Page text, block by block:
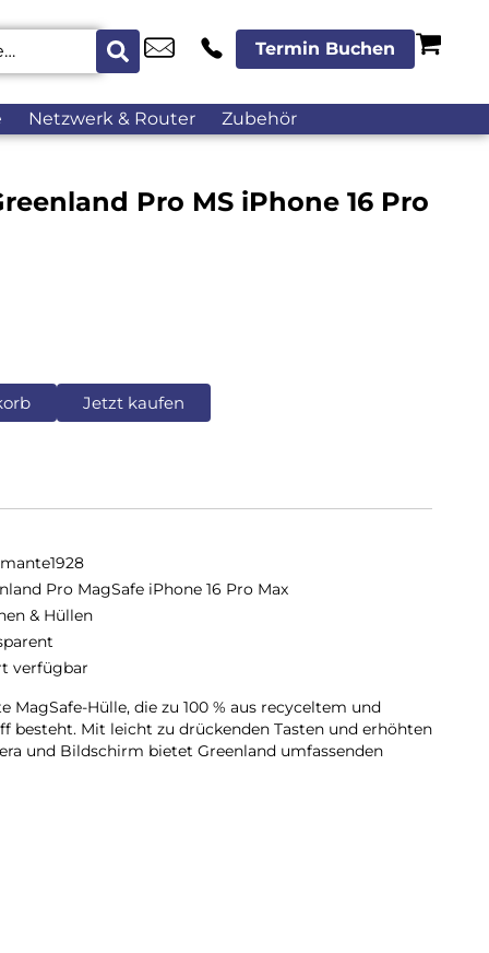
Termin Buchen
Netzwerk & Router Zubehör
Pro MS iPhone 16 Pro
Jetzt kaufen
Pro MagSafe iPhone 16 Pro Max
& Hüllen
verfügbar
MagSafe-Hülle, die zu 100 % aus recyceltem und
besteht. Mit leicht zu drückenden Tasten und erhöhten
und Bildschirm bietet Greenland umfassenden